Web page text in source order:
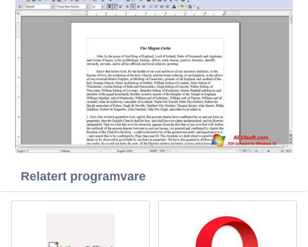
Relatert programvare